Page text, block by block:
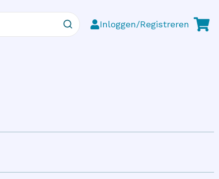
Inloggen/Registreren